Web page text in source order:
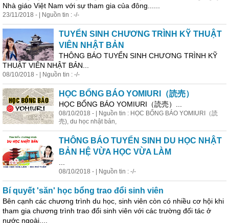
Nhà giáo Việt Nam với sự tham gia của đông......
23/11/2018 - | Nguồn tin : -/-
TUYỂN SINH CHƯƠNG TRÌNH KỸ THUẬT
VIÊN NHẬT BẢN
THÔNG BÁO TUYỂN SINH CHƯƠNG TRÌNH KỸ
THUẬT VIÊN NHẬT BẢN...
08/10/2018 - | Nguồn tin : -/-
HỌC BỔNG BÁO YOMIURI（読売）
HỌC BỔNG BÁO YOMIURI（読売）...
08/10/2018 - | Nguồn tin : HỌC BỔNG BÁO YOMIURI（読
売), du học nhật bản,
THÔNG BÁO TUYỂN SINH DU HỌC NHẬT
BẢN HỆ VỪA HỌC VỪA LÀM
08/10/2018 - | Nguồn tin : -/-
Bí quyết 'săn' học bổng trao đổi sinh viên
Bên cạnh các chương trình du học , sinh viên còn có nhiều cơ hội khi
tham gia chương trình trao đổi sinh viên với các trường đối tác ở
nước ngoài....